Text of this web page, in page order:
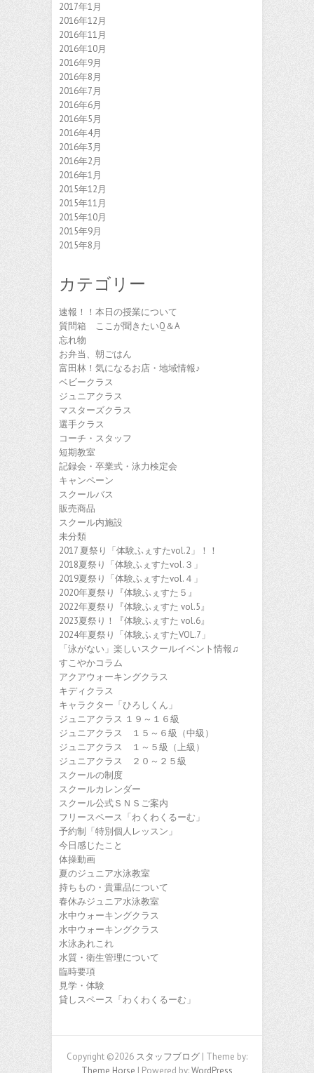
2017年1月
2016年12月
2016年11月
2016年10月
2016年9月
2016年8月
2016年7月
2016年6月
2016年5月
2016年4月
2016年3月
2016年2月
2016年1月
2015年12月
2015年11月
2015年10月
2015年9月
2015年8月
カテゴリー
速報！！本日の授業について
質問箱 ここが聞きたいQ＆A
忘れ物
お弁当、朝ごはん
富田林！気になるお店・地域情報♪
ベビークラス
ジュニアクラス
マスターズクラス
選手クラス
コーチ・スタッフ
短期教室
記録会・卒業式・泳力検定会
キャンペーン
スクールバス
販売商品
スクール内施設
未分類
2017 夏祭り「体験ふぇすたvol.2」！！
2018夏祭り「体験ふぇすたvol.３」
2019夏祭り「体験ふぇすたvol.４」
2020年夏祭り『体験ふぇすた５』
2022年夏祭り『体験ふぇすた vol.5』
2023夏祭り！『体験ふぇすた vol.6』
2024年夏祭り「体験ふぇすたVOL.7」
「泳がない」楽しいスクールイベント情報♫
すこやかコラム
アクアウォーキングクラス
キディクラス
キャラクター「ひろしくん」
ジュニアクラス １９～１６級
ジュニアクラス １５～６級（中級）
ジュニアクラス １～５級（上級）
ジュニアクラス ２０～２５級
スクールの制度
スクールカレンダー
スクール公式ＳＮＳご案内
フリースペース「わくわくるーむ」
予約制「特別個人レッスン」
今日感じたこと
体操動画
夏のジュニア水泳教室
持ちもの・貴重品について
春休みジュニア水泳教室
水中ウォーキングクラス
水中ウォーキングクラス
水泳あれこれ
水質・衛生管理について
臨時要項
見学・体験
貸しスペース「わくわくるーむ」
Copyright ©2026 スタッフブログ | Theme by: